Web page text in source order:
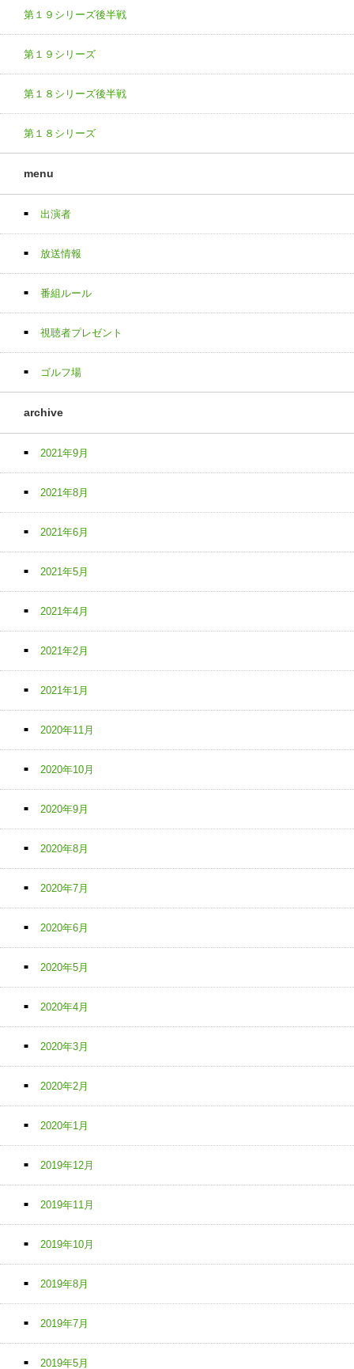
第１９シリーズ後半戦
第１９シリーズ
第１８シリーズ後半戦
第１８シリーズ
menu
出演者
放送情報
番組ルール
視聴者プレゼント
ゴルフ場
archive
2021年9月
2021年8月
2021年6月
2021年5月
2021年4月
2021年2月
2021年1月
2020年11月
2020年10月
2020年9月
2020年8月
2020年7月
2020年6月
2020年5月
2020年4月
2020年3月
2020年2月
2020年1月
2019年12月
2019年11月
2019年10月
2019年8月
2019年7月
2019年5月